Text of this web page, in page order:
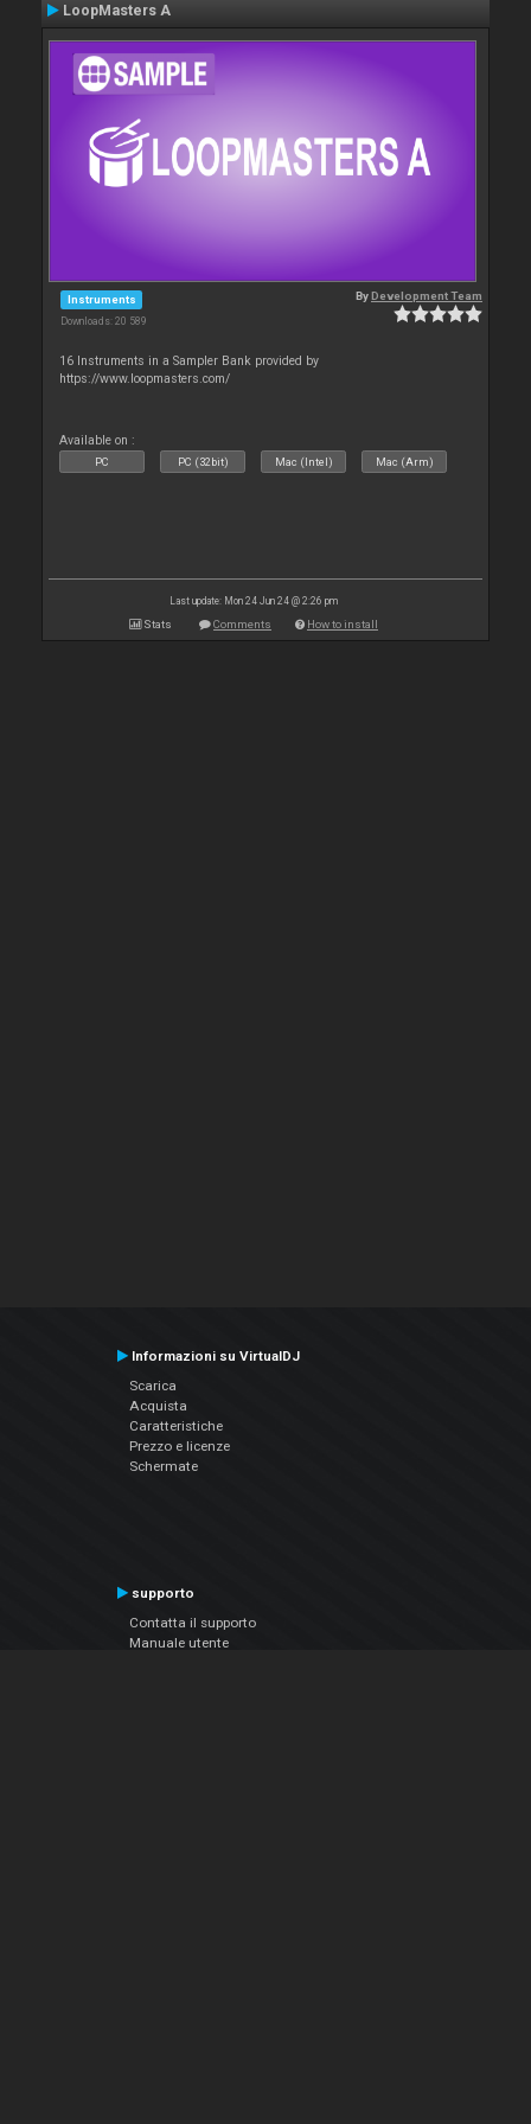
LoopMasters A
Instruments
Downloads: 20 589
ByDevelopment Team
16 Instruments in a Sampler Bank provided by
https://www.loopmasters.com/
Available on :
PC PC (32bit) Mac (Intel) Mac (Arm)
Last update: Mon 24 Jun 24 @ 2:26 pm
Stats Comments How to install
Informazioni su VirtualDJ
Scarica
Acquista
Caratteristiche
Prezzo e licenze
Schermate
supporto
Contatta il supporto
Manuale utente